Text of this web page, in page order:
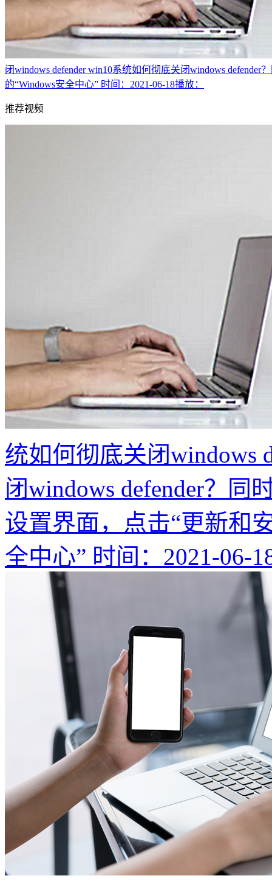
闭windows defender win10系统如何彻底关闭windows defender
的“Windows安全中心” 时间：2021-06-18播放：
推荐视频
统如何彻底关闭windows
闭windows defender？同
设置界面，点击“更新和
全中心” 时间：2021-06-